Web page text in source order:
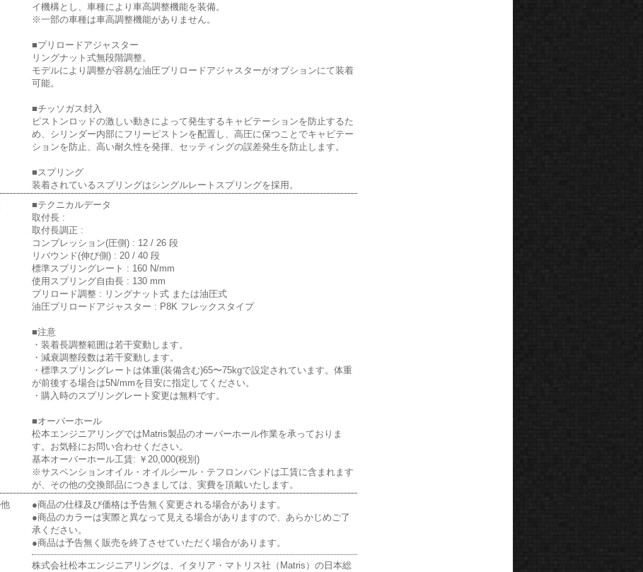
イ機構とし、車種により車高調整機能を装備。
※一部の車種は車高調整機能がありません。
■プリロードアジャスター
リングナット式無段階調整。
モデルにより調整が容易な油圧プリロードアジャスターがオプションにて装着
可能。
■チッソガス封入
ピストンロッドの激しい動きによって発生するキャビテーションを防止するた
め、シリンダー内部にフリーピストンを配置し、高圧に保つことでキャビテー
ションを防止、高い耐久性を発揮、セッティングの誤差発生を防止します。
■スプリング
装着されているスプリングはシングルレートスプリングを採用。
■テクニカルデータ
取付長 :
取付長調正 :
コンプレッション(圧側) : 12 / 26 段
リバウンド(伸び側) : 20 / 40 段
標準スプリングレート : 160 N/mm
使用スプリング自由長 : 130 mm
プリロード調整 : リングナット式 または油圧式
油圧プリロードアジャスター : P8K フレックスタイプ
■注意
・装着長調整範囲は若干変動します。
・減衰調整段数は若干変動します。
・標準スプリングレートは体重(装備含む)65〜75kgで設定されています。体重
が前後する場合は5N/mmを目安に指定してください。
・購入時のスプリングレート変更は無料です。
■オーバーホール
松本エンジニアリングではMatris製品のオーバーホール作業を承っておりま
す。お気軽にお問い合わせください。
基本オーバーホール工賃: ￥20,000(税別)
※サスペンションオイル・オイルシール・テフロンバンドは工賃に含まれます
が、その他の交換部品につきましては、実費を頂戴いたします。
●商品の仕様及び価格は予告無く変更される場合があります。
●商品のカラーは実際と異なって見える場合がありますので、あらかじめご了
承ください。
●商品は予告無く販売を終了させていただく場合があります。
株式会社松本エンジニアリングは、イタリア・マトリス社（Matris）の日本総